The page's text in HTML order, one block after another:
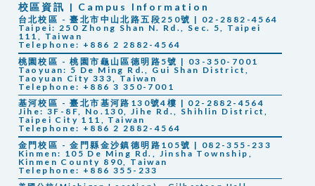
校區資訊 | Campus Information
台北校區 - 臺北市中山北路五段250號 | 02-2882-4564
Taipei: 250 Zhong Shan N. Rd., Sec. 5, Taipei
111, Taiwan
Telephone: +886 2 2882-4564
桃園校區 - 桃園市龜山區德明路5號 | 03-350-7001
Taoyuan: 5 De Ming Rd., Gui Shan District,
Taoyuan City 333, Taiwan
Telephone: +886 3 350-7001
基河校區 - 臺北市基河路130號4樓 | 02-2882-4564
Jihe: 3F-8F, No.130, Jihe Rd., Shihlin District,
Taipei City 111, Taiwan
Telephone: +886 2 2882-4564
金門校區 - 金門縣金沙鎮德明路105號 | 082-355-233
Kinmen: 105 De Ming Rd., Jinsha Township,
Kinmen County 890, Taiwan
Telephone: +886 355-233